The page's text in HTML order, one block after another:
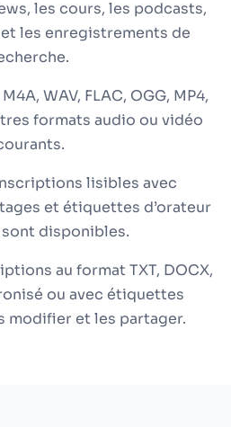
les cours, les podcasts,
les enregistrements de
WAV, FLAC, OGG, MP4,
formats audio ou vidéo
lisibles avec
et étiquettes d’orateur
disponibles.
au format TXT, DOCX,
ou avec étiquettes
modifier et les partager.